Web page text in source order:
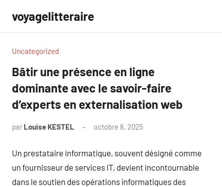
contenu
voyagelitteraire
Uncategorized
Bâtir une présence en ligne
dominante avec le savoir-faire
d’experts en externalisation web
par Louise KESTEL octobre 8, 2025
Un prestataire informatique, souvent désigné comme
un fournisseur de services IT, devient incontournable
dans le soutien des opérations informatiques des